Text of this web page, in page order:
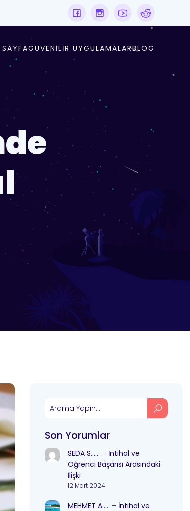
GÜVENILIR UYGULAMALARBLOG
Son Yorumlar
SEDA S…… – İntihal ve
Öğrenci Başarısı Arasındaki
İlişki
12 Mart 2024
MEHMET A….. – İntihal ve